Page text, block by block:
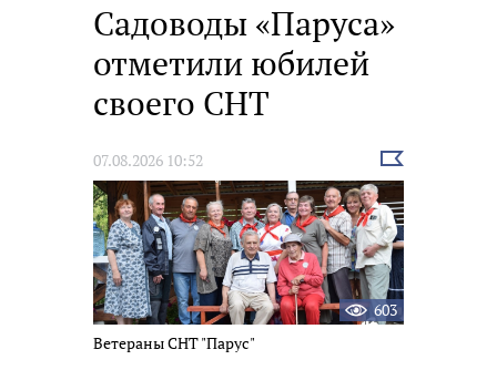
Садоводы «Паруса»
отметили юбилей
своего СНТ
07.08.2026 10:52
Выбрать
новость
603
Ветераны СНТ "Парус"